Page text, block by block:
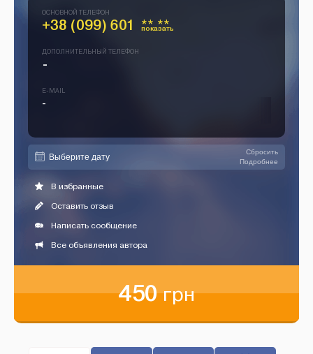
ОСНОВНОЙ ТЕЛЕФОН
+38 (099) 601 ** **
показать
ДОПОЛНИТЕЛЬНЫЙ ТЕЛЕФОН
-
E-MAIL
-
Сбросить
Подробнее
В избранные
Оставить отзыв
Написать сообщение
Все объявления автора
450грн